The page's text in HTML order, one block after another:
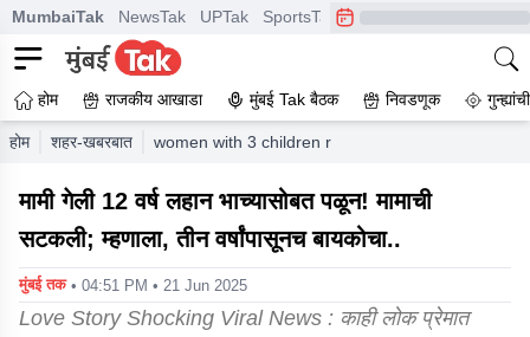
MumbaiTak NewsTak UPTak SportsTak CrimeTak
होम राजकीय आखाडा मुंबई Tak बैठक निवडणूक
होम शहर-खबरबात women with 3 children ran away with 20 year old
मामी गेली 12 वर्ष लहान भाच्यासोबत पळून! मामाची
सटकली; म्हणाला, तीन वर्षांपासूनच बायकोचा..
मुंबई तक • 04:51 PM • 21 Jun 2025
Love Story Shocking Viral News : काही लोक प्रेमात